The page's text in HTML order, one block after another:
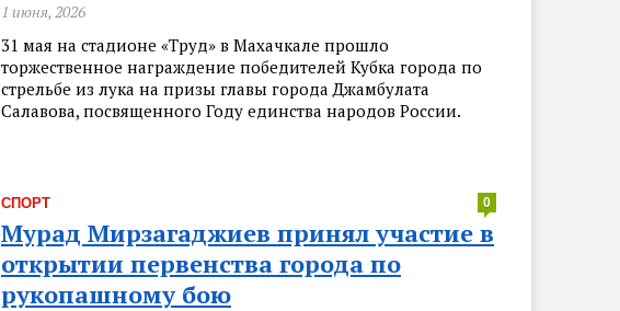
1 июня, 2026
31 мая на стадионе «Труд» в Махачкале прошло
торжественное награждение победителей Кубка города по
стрельбе из лука на призы главы города Джамбулата
Салавова, посвященного Году единства народов России.
СПОРТ 0
Мурад Мирзагаджиев принял участие в
открытии первенства города по
рукопашному бою